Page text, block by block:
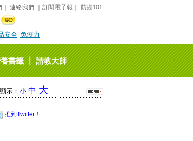
連絡我們 訂閱電子報 防癌101
安全 免疫力
書籤｜請教大師
示： 小 中 大
推到Twitter！